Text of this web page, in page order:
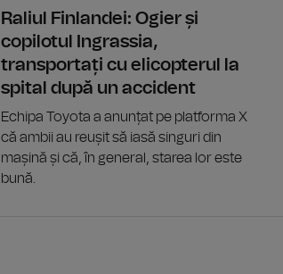
Raliul Finlandei: Ogier și
copilotul Ingrassia,
transportați cu elicopterul la
spital după un accident
Echipa Toyota a anunțat pe platforma X
că ambii au reușit să iasă singuri din
mașină și că, în general, starea lor este
bună.